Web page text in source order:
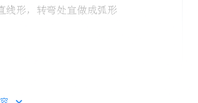
盖板边沟-图一